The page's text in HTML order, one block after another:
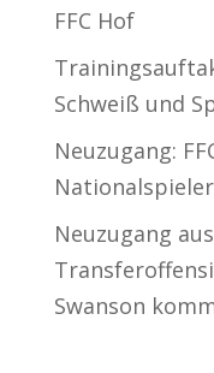
FFC Hof
Schweiß und
Neuzugang:
Neuzugang
Swanson